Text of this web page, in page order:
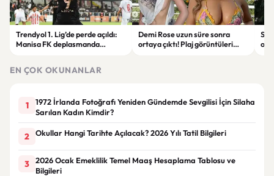
Trendyol 1. Lig’de perde açıldı:
Manisa FK deplasmanda
Demi Rose uzun süre sonra
ortaya çıktı! Plaj görüntüleri
EN ÇOK OKUNANLAR
1
1972 İrlanda Fotoğrafı Yeniden Gündemde Sevgilisi İçin Silaha
Sarılan Kadın Kimdir?
2 Okullar Hangi Tarihte Açılacak? 2026 Yılı Tatil Bilgileri
3
2026 Ocak Emeklilik Temel Maaş Hesaplama Tablosu ve
Bilgileri